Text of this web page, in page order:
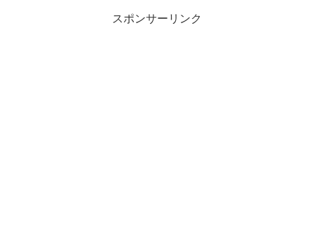
スポンサーリンク